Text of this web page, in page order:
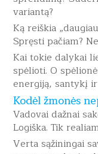
variantą?
Ką reiškia
Spręsti pačiam?
Kai tokie dalykai
spėlioti. O
energiją, santykį
Kodėl žmonės
Vadovai dažnai
Logiška. Tik
Verta sąžiningai